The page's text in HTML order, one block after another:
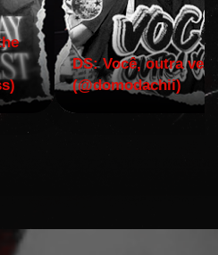
DS: Você, outra vez!
(@domodachii)